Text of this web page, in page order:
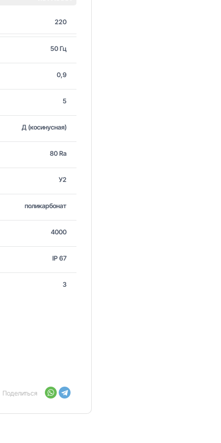
220
50 Гц
0,9
5
Д (косинусная)
80 Ra
У2
поликарбонат
4000
IP 67
3
Поделиться